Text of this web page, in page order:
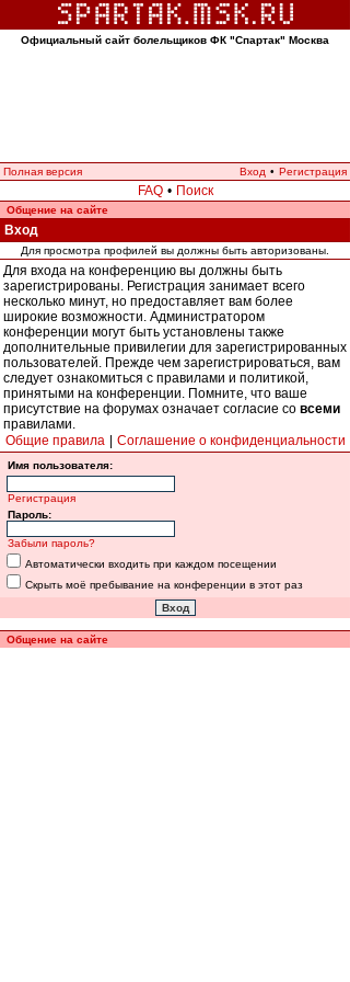
Официальный сайт болельщиков ФК "Спартак" Москва
Полная версия Вход • Регистрация
FAQ • Поиск
Общение на сайте
Вход
Для просмотра профилей вы должны быть авторизованы.
Для входа на конференцию вы должны быть
зарегистрированы. Регистрация занимает всего
несколько минут, но предоставляет вам более
широкие возможности. Администратором
конференции могут быть установлены также
дополнительные привилегии для зарегистрированных
пользователей. Прежде чем зарегистрироваться, вам
следует ознакомиться с правилами и политикой,
принятыми на конференции. Помните, что ваше
присутствие на форумах означает согласие со всеми
правилами.
Общие правила
Соглашение о конфиденциальности
Имя пользователя:
Регистрация
Пароль:
Забыли пароль?
Автоматически входить при каждом посещении
Скрыть моё пребывание на конференции в этот раз
Общение на сайте